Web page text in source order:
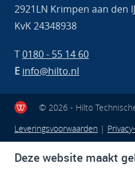
2921LN Krimpen aan den
KvK 24348938
T0180 - 55 14 60
E info@hilto.nl
© 2026 - Hilto
Leveringsvoorwaarden |
Deze website maakt